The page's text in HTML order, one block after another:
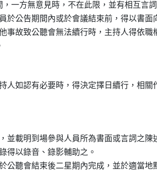
間，一方無意見時，不在此限，並有相互言
員於公告期間內或於會議結束前，得以書面
他事故致公聽會無法續行時，主持人得依
人如認有必要時，得決定擇日續行，相關
並載明到場參與人員所為書面或言詞之陳
得以錄音、錄影輔助之。
於公聽會結束後二星期內完成，並於適當地